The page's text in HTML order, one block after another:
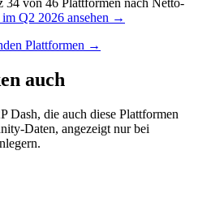
von 46 Plattformen nach Netto-
Q2 2026 ansehen →
Plattformen →
auch
Dash, die auch diese Plattformen
Daten, angezeigt nur bei